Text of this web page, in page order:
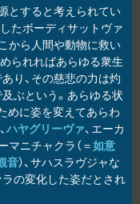
とすると考えられてい
たボーディサットヴァ
から人間や動物に救い
られればあらゆる衆生
り、その慈悲の力は灼
ぶという。あらゆる状
めに姿を変えてあらわ
ハヤグリーヴァ、エーカ
マニチャクラ（＝如意
音）、サハスラヴジャな
の変化した姿だとされ